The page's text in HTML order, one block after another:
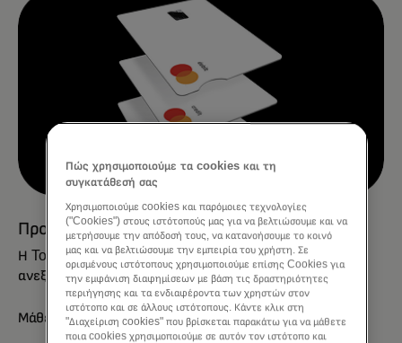
Προσβάσιμος σχεδιασμός
Η Touch Card ενισχύει την ασφάλεια και την
ανεξαρτησία για άτομα με προβλήματα όρασης.
Μάθετε περισσότερα
Πώς χρησιμοποιούμε τα cookies και τη
συγκατάθεσή σας
Χρησιμοποιούμε cookies και παρόμοιες τεχνολογίες
("Cookies") στους ιστότοπούς μας για να βελτιώσουμε και να
μετρήσουμε την απόδοσή τους, να κατανοήσουμε το κοινό
μας και να βελτιώσουμε την εμπειρία του χρήστη. Σε
ορισμένους ιστότοπους χρησιμοποιούμε επίσης Cookies για
την εμφάνιση διαφημίσεων με βάση τις δραστηριότητες
περιήγησης και τα ενδιαφέροντα των χρηστών στον
ιστότοπο και σε άλλους ιστότοπους. Κάντε κλικ στη
"Διαχείριση cookies" που βρίσκεται παρακάτω για να μάθετε
ποια cookies χρησιμοποιούμε σε αυτόν τον ιστότοπο και